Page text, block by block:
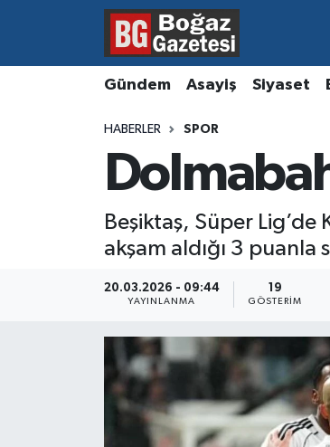
Gündem Asayiş Siyaset
HABERLER SPOR
Beşiktaş, Süper
akşam aldığı 3 puanla
20.03.2026 - 09:44
YAYINLANMA
19
GÖSTERIM
Asayiş
Kültür ve Sanat
Resmi İlanlar
Hava Durumu
Süper Lig Puan Durumu ve Fikstür
Son Dakika Haberleri
Haber Arşivi